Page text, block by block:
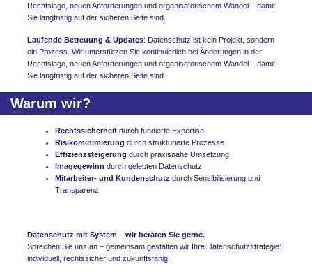
Rechtslage, neuen Anforderungen und organisatorischem Wandel – damit
Sie langfristig auf der sicheren Seite sind.
Laufende Betreuung & Updates: Datenschutz ist kein Projekt, sondern
ein Prozess. Wir unterstützen Sie kontinuierlich bei Änderungen in der
Rechtslage, neuen Anforderungen und organisatorischem Wandel – damit
Sie langfristig auf der sicheren Seite sind.
Warum wir?
Rechtssicherheit durch fundierte Expertise
Risikominimierung durch strukturierte Prozesse
Effizienzsteigerung durch praxisnahe Umsetzung
Imagegewinn durch gelebten Datenschutz
Mitarbeiter- und Kundenschutz durch Sensibilisierung und
Transparenz
Datenschutz mit System – wir beraten Sie gerne.
Sprechen Sie uns an – gemeinsam gestalten wir Ihre Datenschutzstrategie:
individuell, rechtssicher und zukunftsfähig.